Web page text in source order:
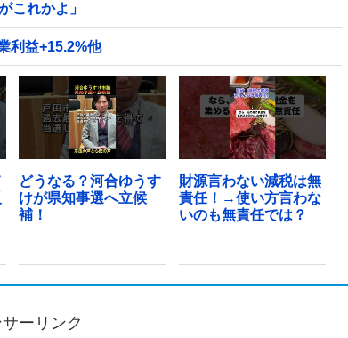
これかよ」
利益+15.2%他
どうなる？河合ゆうす
けが県知事選へ立候
補！
財源言わない減税は無
責任！→使い方言わな
いのも無責任では？
ーリンク